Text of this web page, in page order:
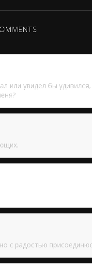
или увидел бы удивился,
с радостью